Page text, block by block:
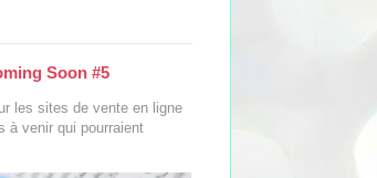
Soon #5
les sites de vente en ligne
à venir qui pourraient